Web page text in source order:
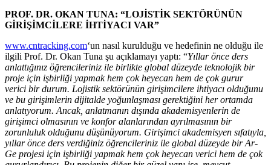
PROF. DR. OKAN TUNA: “LOJİSTİK SEKTÖRÜNÜN
GİRİŞİMCİLERE İHTİYACI VAR”
www.cntracking.com‘un nasıl kurulduğu ve hedefinin ne olduğu ile
ilgili Prof. Dr. Okan Tuna şu açıklamayı yaptı: “Yıllar önce ders
anlattığınız öğrencileriniz ile birlikte global düzeyde teknolojik bir
proje için işbirliği yapmak hem çok heyecan hem de çok gurur
verici bir durum. Lojistik sektörünün girişimcilere ihtiyacı olduğunu
ve bu girişimlerin dijitalde yoğunlaşması gerektiğini her ortamda
anlatıyorum. Ancak, anlatmanın dışında akademisyenlerin de
girişimci olmasının ve konfor alanlarından ayrılmasının bir
zorunluluk olduğunu düşünüyorum. Girişimci akademisyen sıfatıyla,
yıllar önce ders verdiğiniz öğrencileriniz ile global düzeyde bir Ar-
Ge projesi için işbirliği yapmak hem çok heyecan verici hem de çok